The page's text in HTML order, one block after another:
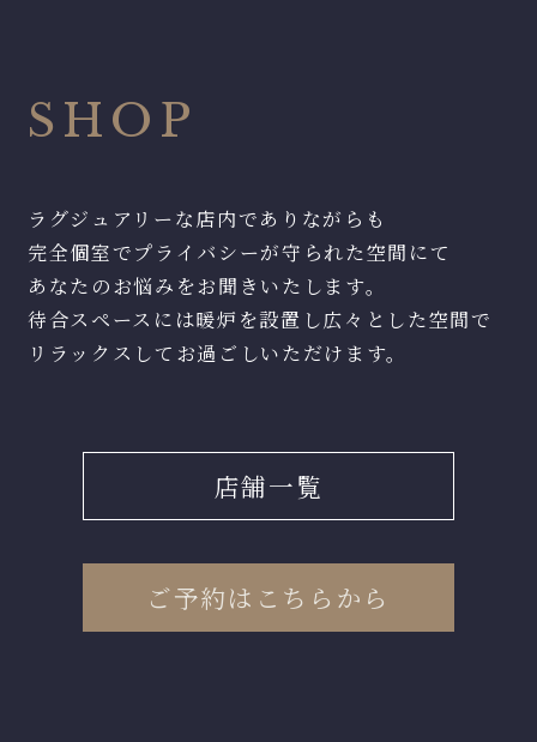
SHOP
ラグジュアリーな店内でありながらも
完全個室でプライバシーが守られた空間にて
あなたのお悩みをお聞きいたします。
待合スペースには暖炉を設置し広々とした空間で
リラックスしてお過ごしいただけます。
店舗一覧
ご予約はこちらから